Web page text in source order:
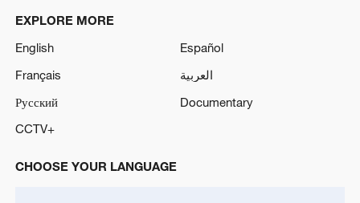
EXPLORE MORE
English
Español
Français
العربية
Русский
Documentary
CCTV+
CHOOSE YOUR LANGUAGE